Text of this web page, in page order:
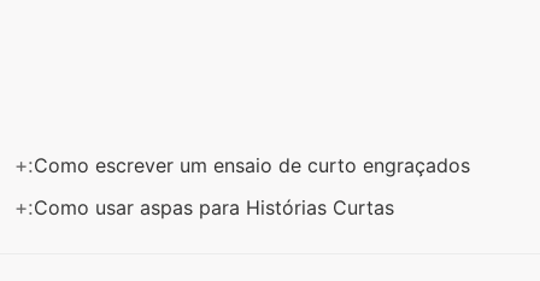
+:Como escrever um ensaio de curto engraçados
+:Como usar aspas para Histórias Curtas